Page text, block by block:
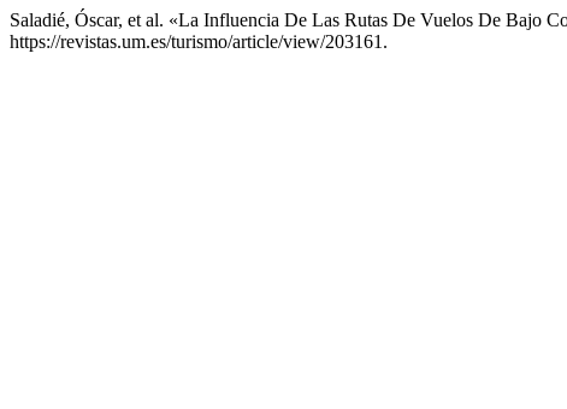
Saladié, Óscar, et al. «La Influencia De Las Rutas De Vuelos De Bajo
https://revistas.um.es/turismo/article/view/203161.